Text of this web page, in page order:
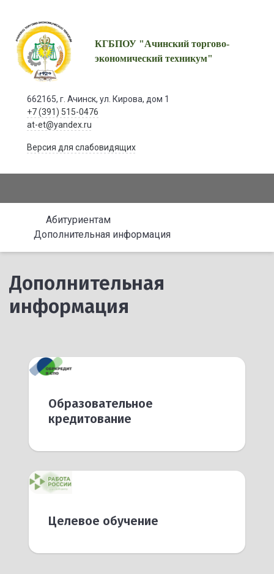
КГБПОУ "Ачинский торгово-
экономический техникум"
662165, г. Ачинск, ул. Кирова, дом 1
+7 (391) 515-0476
at-et@yandex.ru
Версия для слабовидящих
Абитуриентам
Дополнительная информация
Дополнительная
информация
Образовательное
кредитование
Целевое обучение